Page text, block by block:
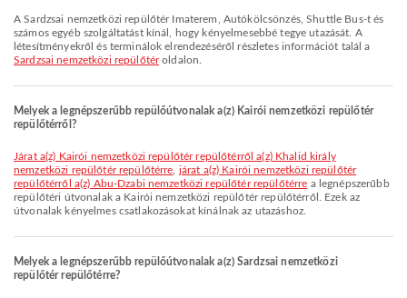
A Sardzsai nemzetközi repülőtér Imaterem, Autókölcsönzés, Shuttle Bus-t és
számos egyéb szolgáltatást kínál, hogy kényelmesebbé tegye utazását. A
létesítményekről és terminálok elrendezéséről részletes információt talál a
Sardzsai nemzetközi repülőtéroldalon.
Melyek a legnépszerűbb repülőútvonalak a(z) Kairói nemzetközi repülőtér
repülőtérről?
járat a(z) Kairói nemzetközi repülőtér repülőtérről a(z) Khalid király
nemzetközi repülőtér repülőtérre járat a(z) Kairói nemzetközi repülőtér
repülőtérről a(z) Abu-Dzabi nemzetközi repülőtér repülőtérre a legnépszerűbb
repülőtéri útvonalak a Kairói nemzetközi repülőtér repülőtérről. Ezek az
útvonalak kényelmes csatlakozásokat kínálnak az utazáshoz.
Melyek a legnépszerűbb repülőútvonalak a(z) Sardzsai nemzetközi
repülőtér repülőtérre?